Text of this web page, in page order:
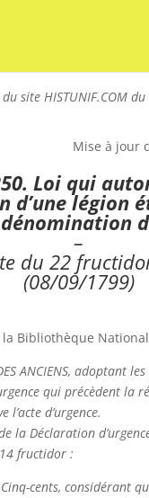
site HISTUNIF.COM
Mise à jour
Loi qui
d’une légion
–
du 22
(08/09/1799)
Bibliothèque
ANCIENS, adoptant
qui précèdent la
l’acte d’urgence.
la Déclaration
fructidor :
cents, considérant